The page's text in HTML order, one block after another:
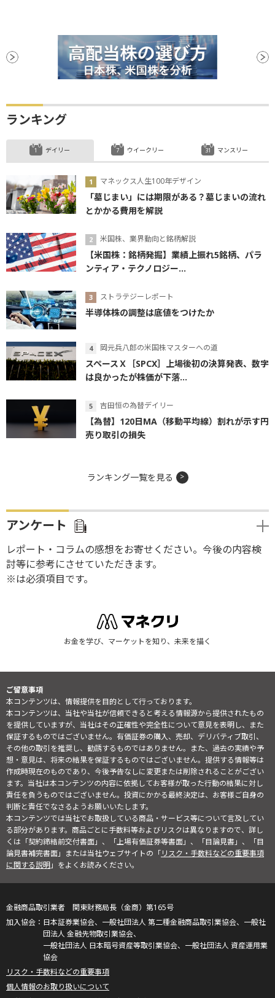
ランキング
デイリー
マネックス人生100年デザイン
「墓じまい」には期限がある？墓じまいの流れ
とかかる費用を解説
米国株、業界動向と銘柄解説
【米国株：銘柄発掘】業績上振れ5銘柄、パラ
ンティア・テクノロジー...
ストラテジーレポート
半導体株の調整は底値をつけたか
岡元兵八郎の米国株マスターへの道
スペースＸ［SPCX］上場後初の決算発表、数字
は良かったが株価が下落...
吉田恒の為替デイリー
【為替】120日MA（移動平均線）割れが示す円
売り取引の損失
ウイークリー マンスリー
ランキング一覧を見る
アンケート
レポート・コラムの感想をお寄せください。今後の内容検
討等に参考にさせていただきます。
※は必須項目です。
お金を学び、マーケットを知り、未来を描く
ご留意事項
本コンテンツは、情報提供を目的として行っております。
本コンテンツは、当社や当社が信頼できると考える情報源から提供されたもの
を提供していますが、当社はその正確性や完全性について意見を表明し、また
保証するものではございません。有価証券の購入、売却、デリバティブ取引、
その他の取引を推奨し、勧誘するものではありません。また、過去の実績や予
想・意見は、将来の結果を保証するものではございません。提供する情報等は
作成時現在のものであり、今後予告なしに変更または削除されることがござい
ます。当社は本コンテンツの内容に依拠してお客様が取った行動の結果に対し
責任を負うものではございません。投資にかかる最終決定は、お客様ご自身の
判断と責任でなさるようお願いいたします。
本コンテンツでは当社でお取扱している商品・サービス等について言及してい
る部分があります。商品ごとに手数料等およびリスクは異なりますので、詳し
くは「契約締結前交付書面」、「上場有価証券等書面」、「目論見書」、「目
論見書補完書面」または当社ウェブサイトの「リスク・手数料などの重要事項
に関する説明」をよくお読みください。
金融商品取引業者 関東財務局長（金商）第165号
日本証券業協会、一般社団法人 第二種金融商品取引業協会、一般社
団法人 金融先物取引業協会、
一般社団法人 日本暗号資産等取引業協会、一般社団法人 資産運用業
協会
リスク・手数料などの重要事項
個人情報のお取り扱いについて